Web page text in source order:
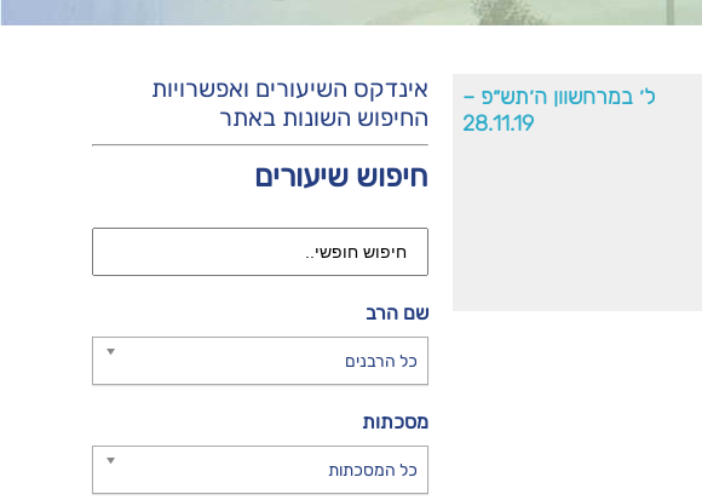
ל׳ במרחשוון ה׳תש״פ –
28.11.19
אינדקס השיעורים ואפשרויות
החיפוש השונות באתר
חיפוש שיעורים
שם הרב
כל הרבנים
מסכתות
כל המסכתות